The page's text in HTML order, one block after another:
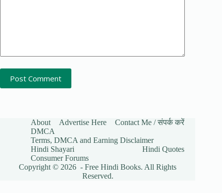
Post Comment
About Advertise Here
Contact Me / संपर्क करें
DMCA
Terms, DMCA and Earning Disclaimer
Hindi Shayari
Hindi Quotes
Consumer Forums
Copyright © 2026 - Free Hindi Books. All Rights
Reserved.